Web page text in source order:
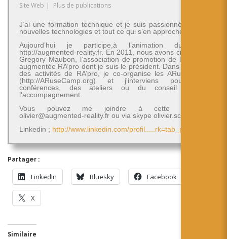
Site Web | Plus de publications
J’ai une formation technique et je suis passionné par les
nouvelles technologies et tout ce qui s’en approche.
Aujourd’hui je participe,à l’animation du blog
http://augmented-reality.fr. En 2011, nous avons créé avec
Gregory Maubon, l’association de promotion de la réalité
augmentée RA’pro dont je suis le président. Dans le cadre
des activités de RA’pro, je co-organise les ARuseCamp
(http://ARuseCamp.org) et j'interviens pour des
conférences, des ateliers ou du conseil et de
l'accompagnement.
Vous pouvez me joindre à cette adresse
olivier@augmented-reality.fr ou via skype olivier.schimpf
Linkedin ; http://www.linkedin.com/profil.....rk=tab_pro
Partager :
LinkedIn Bluesky Facebook
X
Similaire